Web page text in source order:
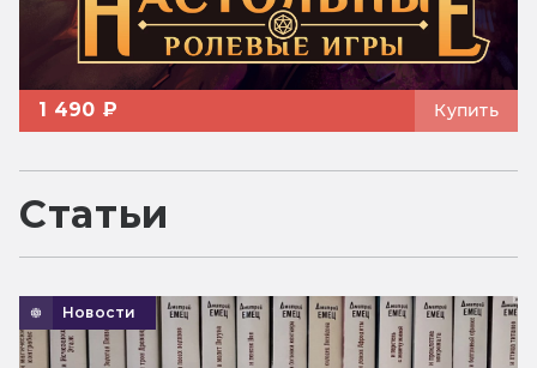
1 490 ₽ Купить
Статьи
Новости